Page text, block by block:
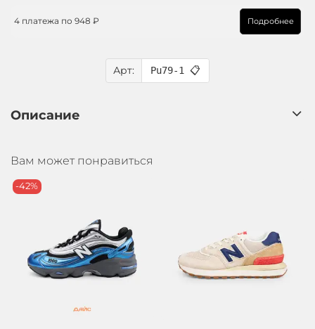
Арт: Pu79-1 📋
4 платежа по 948 ₽ Подробнее
Описание
Вам может понравиться
-42%